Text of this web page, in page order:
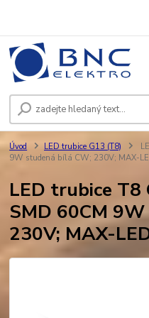
Úvod LED trubice G13 (T8)
9W studená bílá CW; 230V; MAX-
LED trubice T8
SMD 60CM
230V; MAX-